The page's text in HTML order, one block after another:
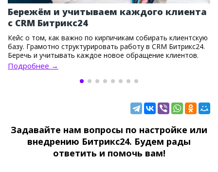
Бережём и учитываем каждого клиента
с CRM Битрикс24
Кейс о том, как важно по кирпичикам собирать клиентскую
базу. Грамотно структурировать работу в CRM Битрикс24.
Беречь и учитывать каждое новое обращение клиентов.
Подробнее →
Задавайте нам вопросы по настройке или
внедрению Битрикс24. Будем рады
ответить и помочь вам!